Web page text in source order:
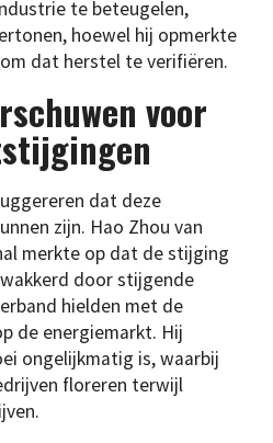
te beteugelen,
hoewel hij opmerkte
dat herstel te verifiëren.
voor
dat deze
zijn. Hao Zhou van
merkte op dat de stijging
door stijgende
hielden met de
de energiemarkt. Hij
ongelijkmatig is, waarbij
floreren terwijl